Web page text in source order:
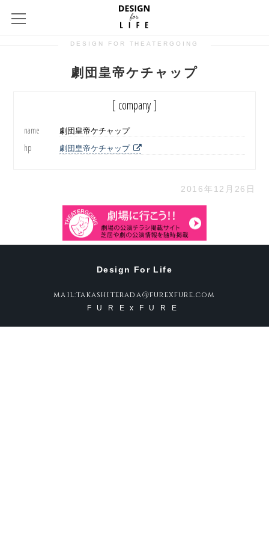
DESIGN FOR THEATERGOING
劇団皇帝ケチャップ
[ company ]
name 劇団皇帝ケチャップ
hp 劇団皇帝ケチャップ
2016年12月26日
Design For Life
mail:takashiterada@furexfure.com
FURExFURE